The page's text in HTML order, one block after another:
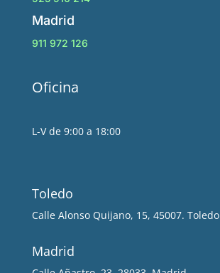
Madrid
911 972 126
Oficina
L-V de 9:00 a 18:00
Toledo
Calle Alonso Quijano, 15, 45007. Toledo
Madrid